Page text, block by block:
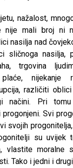
nažalost,
nije mali broj ni
nasilja nad
sličnoga nasilja,
trgovina
nijekanje
različiti
načini. Pri
Svi
svojih
su uvijek
vlastite moralne
Tako i jedni i